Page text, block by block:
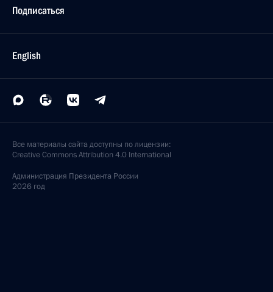
Подписаться
English
Все материалы сайта доступны по лицензии:
Creative Commons Attribution 4.0 International
Администрация Президента России
2026 год